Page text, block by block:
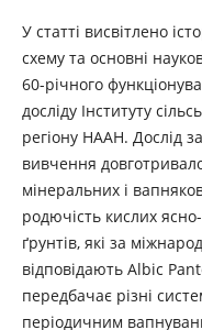
У статті висвітлено
схему та основні
60-річного
досліду Інституту
регіону НААН. Дослід
вивчення
мінеральних і
родючість кислих
ґрунтів, які за
відповідають Albic
передбачає різні
періодичним